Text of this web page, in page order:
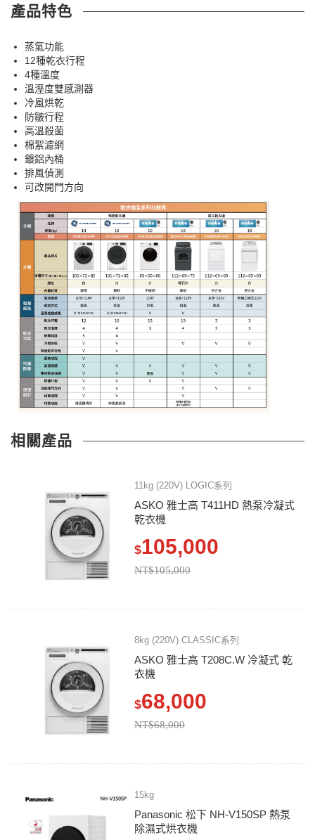
產品特色
蒸氣功能
12種乾衣行程
4種溫度
溫溼度雙感測器
冷風烘乾
防皺行程
高溫殺菌
棉絮濾網
鍍鋁內桶
排風偵測
可改開門方向
相關產品
11kg (220V) LOGIC系列
ASKO 雅士高 T411HD 熱泵冷凝式
乾衣機
$105,000
NT$105,000
8kg (220V) CLASSIC系列
ASKO 雅士高 T208C.W 冷凝式 乾
衣機
$68,000
NT$68,000
15kg
Panasonic 松下 NH-V150SP 熱泵
除濕式烘衣機